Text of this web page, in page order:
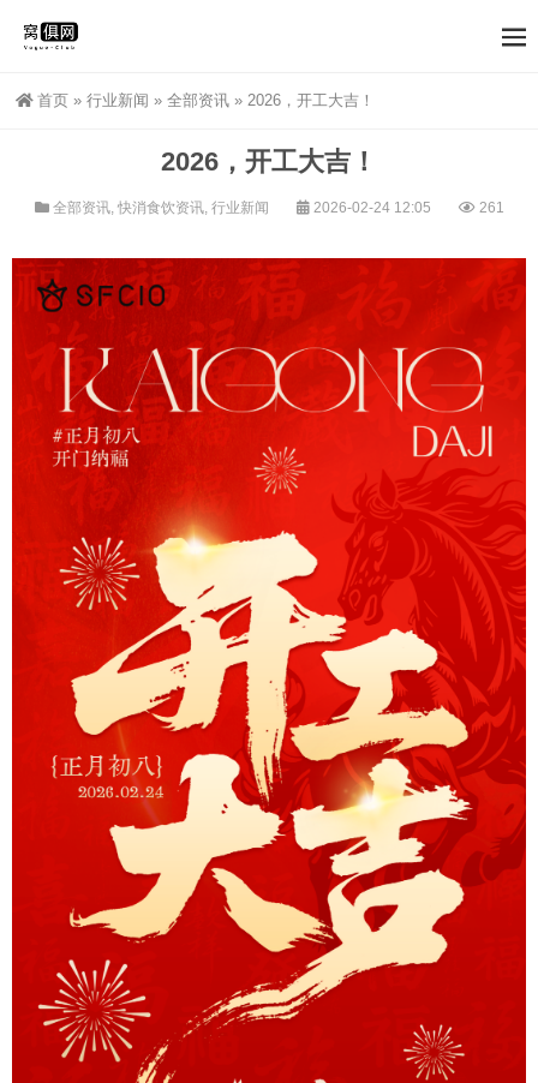
首页 » 行业新闻 » 全部资讯 » 2026，开工大吉！
2026，开工大吉！
全部资讯, 快消食饮资讯, 行业新闻 2026-02-24 12:05 261